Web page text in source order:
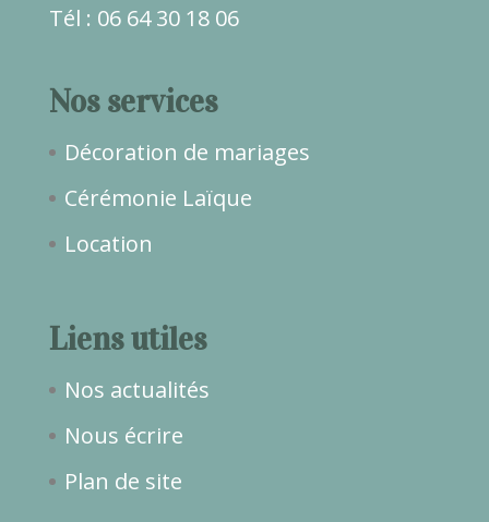
Tél : 06 64 30 18 06
Nos services
Décoration de mariages
Cérémonie Laïque
Location
Liens utiles
Nos actualités
Nous écrire
Plan de site